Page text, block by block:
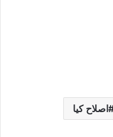
اصلاح كيا